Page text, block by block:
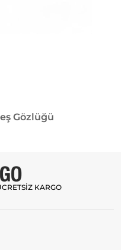
Gözlüğü
KARGO